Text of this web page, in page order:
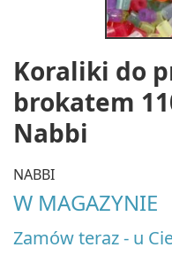
Koraliki do
brokatem
Nabbi
NABBI
W MAGAZYNIE
Zamów teraz - u